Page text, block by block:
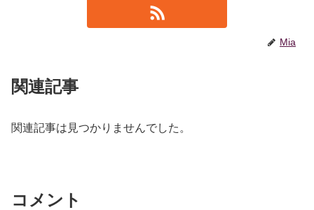
Mia
関連記事
関連記事は見つかりませんでした。
コメント